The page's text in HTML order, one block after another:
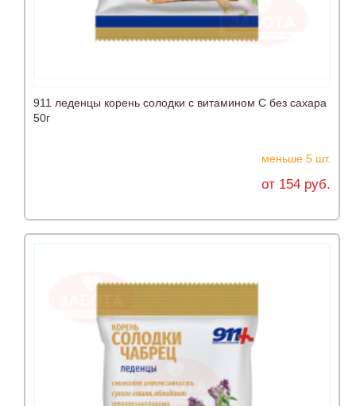
911 леденцы корень солодки с витамином С без сахара
50г
меньше 5 шт.
от 154 руб.